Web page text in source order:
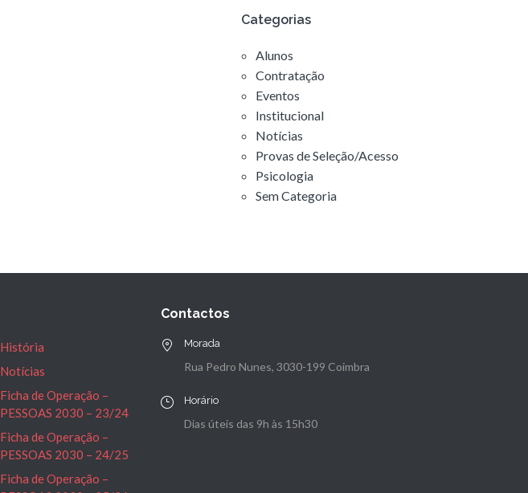
Categorias
Alunos
Contratação
Eventos
Institucional
Notícias
Provas de Seleção/Acesso
Psicologia
Sem Categoria
História
Notícias
Ficha de Operação –
PESSOAS 2030 – 23/24
Ficha de Operação –
PESSOAS 2030 – 24/25
Ficha de Operação –
Contactos
Morada
Rua Pedro Nunes, 3030-199 Coimbra
Horário
Dias úteis das 9h às 15h30